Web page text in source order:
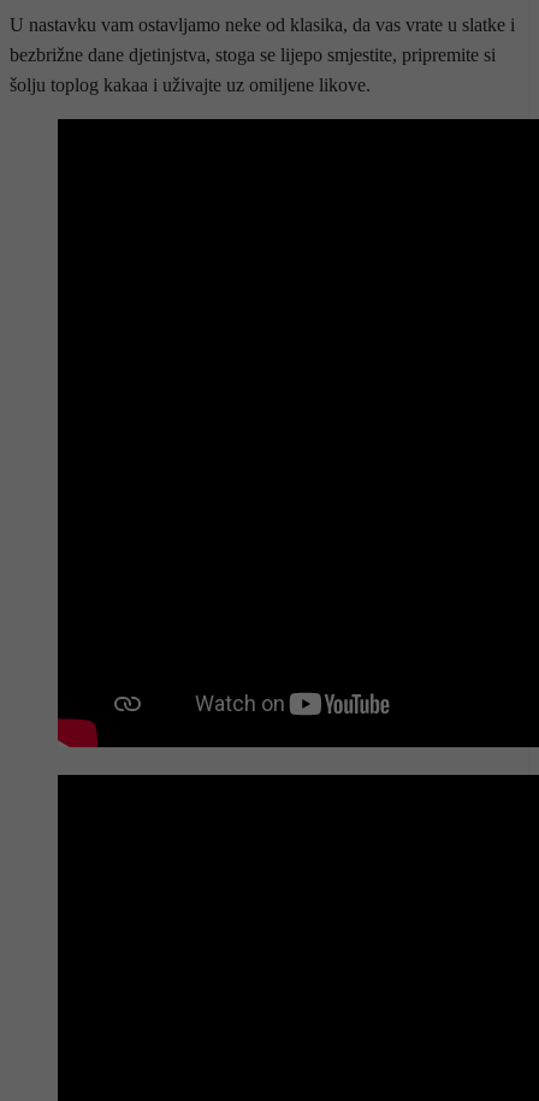
U nastavku vam ostavljamo neke od klasika, da vas vrate u slatke i
bezbrižne dane djetinjstva, stoga se lijepo smjestite, pripremite si
šolju toplog kakaa i uživajte uz omiljene likove.